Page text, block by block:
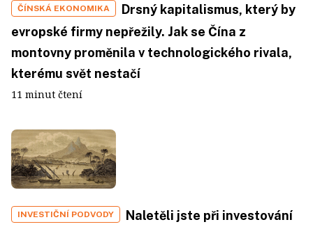
ČÍNSKÁ EKONOMIKA
Drsný kapitalismus, který by
evropské firmy nepřežily. Jak se Čína z
montovny proměnila v technologického rivala,
kterému svět nestačí
11 minut čtení
INVESTIČNÍ PODVODY
Naletěli jste při investování